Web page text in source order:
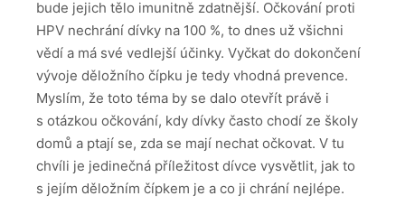
bude jejich tělo imunitně zdatnější. Očkování proti
HPV nechrání dívky na 100 %, to dnes už všichni
vědí a má své vedlejší účinky. Vyčkat do dokončení
vývoje děložního čípku je tedy vhodná prevence.
Myslím, že toto téma by se dalo otevřít právě i
s otázkou očkování, kdy dívky často chodí ze školy
domů a ptají se, zda se mají nechat očkovat. V tu
chvíli je jedinečná příležitost dívce vysvětlit, jak to
s jejím děložním čípkem je a co ji chrání nejlépe.